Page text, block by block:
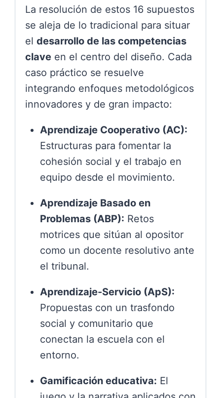
La resolución de estos 16 supuestos
se aleja de lo tradicional para situar
el desarrollo de las competencias
claveen el centro del diseño. Cada
caso práctico se resuelve
integrando enfoques metodológicos
innovadores y de gran impacto:
Aprendizaje Cooperativo (AC):
Estructuras para fomentar la
cohesión social y el trabajo en
equipo desde el movimiento.
Aprendizaje Basado en
Problemas (ABP): Retos
motrices que sitúan al opositor
como un docente resolutivo ante
el tribunal.
Aprendizaje-Servicio (ApS):
Propuestas con un trasfondo
social y comunitario que
conectan la escuela con el
entorno.
Gamificación educativa: El